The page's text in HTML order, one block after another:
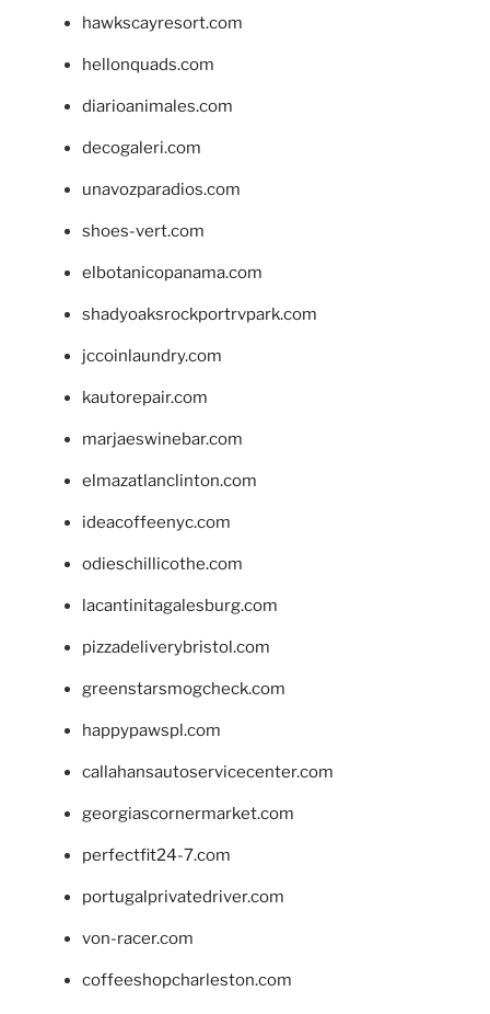
hawkscayresort.com
hellonquads.com
diarioanimales.com
decogaleri.com
unavozparadios.com
shoes-vert.com
elbotanicopanama.com
shadyoaksrockportrvpark.com
jccoinlaundry.com
kautorepair.com
marjaeswinebar.com
elmazatlanclinton.com
ideacoffeenyc.com
odieschillicothe.com
lacantinitagalesburg.com
pizzadeliverybristol.com
greenstarsmogcheck.com
happypawspl.com
callahansautoservicecenter.com
georgiascornermarket.com
perfectfit24-7.com
portugalprivatedriver.com
von-racer.com
coffeeshopcharleston.com